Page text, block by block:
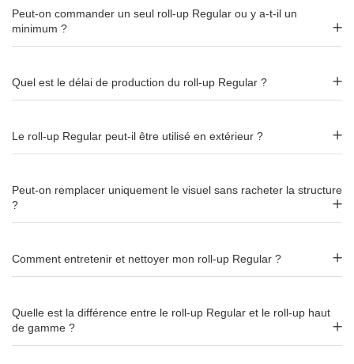
très grand format
Le roll-up Regular se décline en 4 largeurs pour s'adapter à
85 cm: format compact, idéal en complément d'un
majorité des usages.
renforcé.
pour les espaces ouverts.
La hauteur de visuel est de200 cmpour tous les formats.
Impression sur toile polyester sans
PVC – anti-feu M1
Peut-on commander un seul roll-up Regular ou y a-t-il un
minimum ?
Quel est le délai de production du roll-up Regular ?
Le roll-up Regular peut-il être utilisé en extérieur ?
Peut-on remplacer uniquement le visuel sans racheter la structure
?
Comment entretenir et nettoyer mon roll-up Regular ?
Quelle est la différence entre le roll-up Regular et le roll-up haut
de gamme ?